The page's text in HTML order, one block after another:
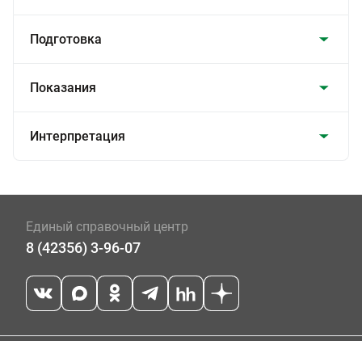
Подготовка
Показания
Интерпретация
Единый справочный центр
8 (42356) 3-96-07